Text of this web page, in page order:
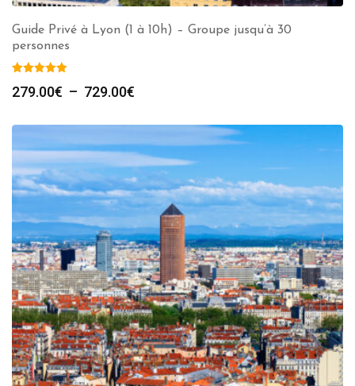
Guide Privé à Lyon (1 à 10h) – Groupe jusqu’à 30
personnes
279.00€ – 729.00€
prix :
279.00€
à
729.00€